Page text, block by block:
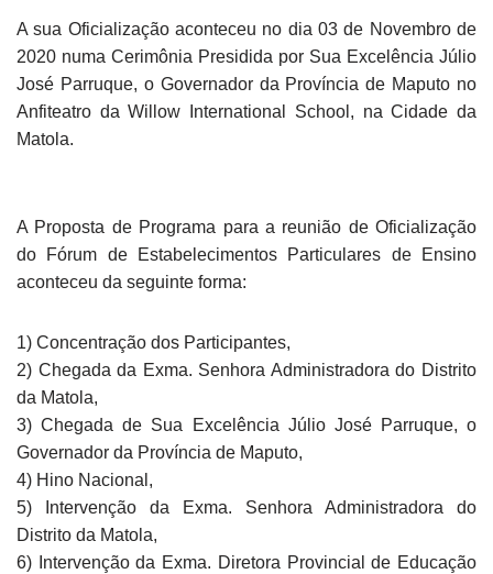
A sua Oficialização aconteceu no dia 03 de Novembro de
2020 numa Cerimônia Presidida por Sua Excelência Júlio
José Parruque, o Governador da Província de Maputo no
Anfiteatro da Willow International School, na Cidade da
Matola.
A Proposta de Programa para a reunião de Oficialização
do Fórum de Estabelecimentos Particulares de Ensino
aconteceu da seguinte forma:
1) Concentração dos Participantes,
2) Chegada da Exma. Senhora Administradora do Distrito
da Matola,
3) Chegada de Sua Excelência Júlio José Parruque, o
Governador da Província de Maputo,
4) Hino Nacional,
5) Intervenção da Exma. Senhora Administradora do
Distrito da Matola,
6) Intervenção da Exma. Diretora Provincial de Educação